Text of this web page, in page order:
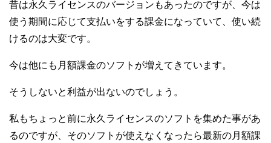
昔は永久ライセンスのバージョンもあったのですが、今は
使う期間に応じて支払いをする課金になっていて、使い続
けるのは大変です。
今は他にも月額課金のソフトが増えてきています。
そうしないと利益が出ないのでしょう。
私もちょっと前に永久ライセンスのソフトを集めた事があ
るのですが、そのソフトが使えなくなったら最新の月額課